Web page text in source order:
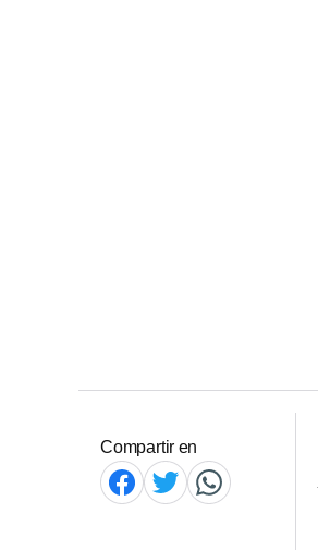
Compartir en